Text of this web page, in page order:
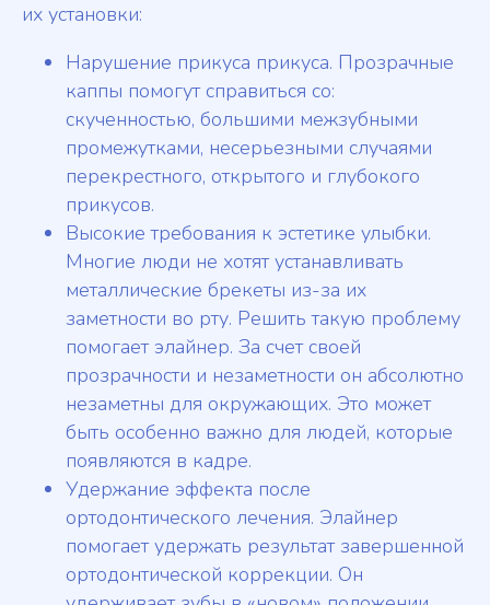
их установки:
Нарушение прикуса прикуса. Прозрачные
каппы помогут справиться со:
скученностью, большими межзубными
промежутками, несерьезными случаями
перекрестного, открытого и глубокого
прикусов.
Высокие требования к эстетике улыбки.
Многие люди не хотят устанавливать
металлические брекеты из-за их
заметности во рту. Решить такую проблему
помогает элайнер. За счет своей
прозрачности и незаметности он абсолютно
незаметны для окружающих. Это может
быть особенно важно для людей, которые
появляются в кадре.
Удержание эффекта после
ортодонтического лечения. Элайнер
помогает удержать результат завершенной
ортодонтической коррекции. Он